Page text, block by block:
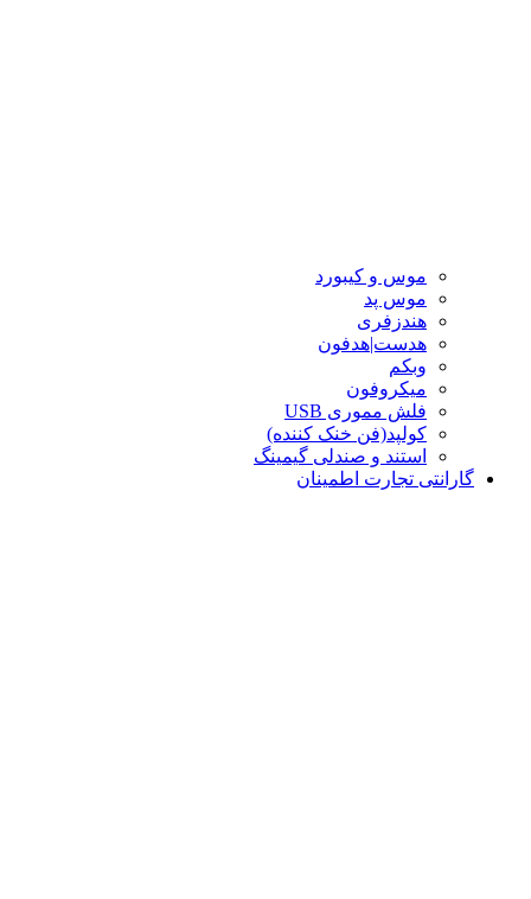
موس و کیبورد
موس پد
هندزفری
هدست|هدفون
وبکم
میکروفون
فلش مموری USB
کولپد(فن خنک کننده)
استند و صندلی گیمینگ
گارانتی تجارت اطمینان